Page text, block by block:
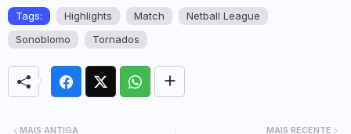
Tags: Highlights Match
Netball League
Sonoblomo
Tornados
MAIS RECENTE
MAIS ANTIGA